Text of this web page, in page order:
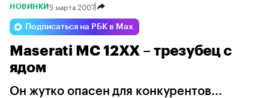
Changan Geely
Haval Lada Jaecoo
НОВИНКИ 5 марта 2007
Подписаться на РБК в Max
Maserati MC 12XX – трезубец с
ядом
Он жутко опасен для конкурентов...